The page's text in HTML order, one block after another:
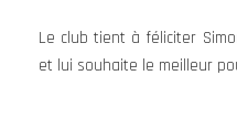
Le club tient à féliciter
et lui souhaite le meilleur